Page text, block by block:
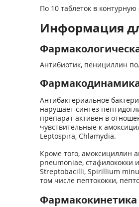
По 10 таблеток в
Информация
Антибиотик, пенициллин
Антибактериальное
нарушает синтез
препарат активен в
чувствительные к
Leptospira, Chlamydia.
Кроме того, амоксициллин
pneumoniae,
Streptobacilli, Spirillium
том числе пептококки,
Фармакокинетика